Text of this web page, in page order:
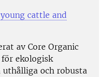
cattle and
av Core Organic
ekologisk
och robusta